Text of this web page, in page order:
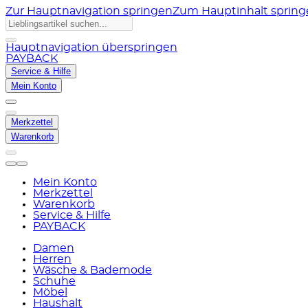
Zur Hauptnavigation springenZum Hauptinhalt
Hauptnavigation überspringen
PAYBACK
Service & Hilfe
Mein Konto
Merkzettel
Warenkorb
Mein Konto
Merkzettel
Warenkorb
Service & Hilfe
PAYBACK
Damen
Herren
Wäsche & Bademode
Schuhe
Möbel
Haushalt